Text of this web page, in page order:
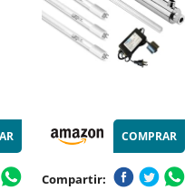
COMPRAR
Compartir: